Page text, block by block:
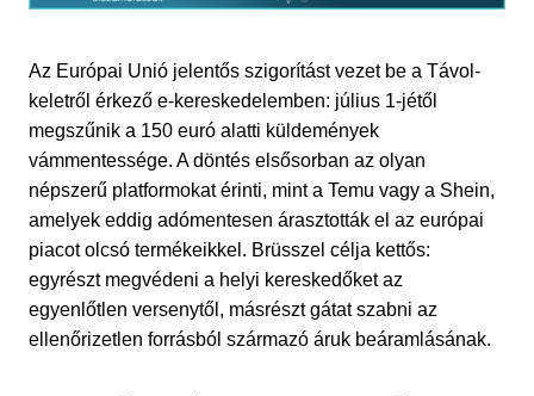
Az Európai Unió jelentős szigorítást vezet be a Távol-
keletről érkező e-kereskedelemben: július 1-jétől
megszűnik a 150 euró alatti küldemények
vámmentessége. A döntés elsősorban az olyan
népszerű platformokat érinti, mint a Temu vagy a Shein,
amelyek eddig adómentesen árasztották el az európai
piacot olcsó termékeikkel. Brüsszel célja kettős:
egyrészt megvédeni a helyi kereskedőket az
egyenlőtlen versenytől, másrészt gátat szabni az
ellenőrizetlen forrásból származó áruk beáramlásának.